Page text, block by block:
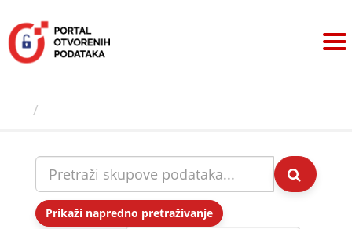
sadržaj
Prikaži napredno pretraživanje